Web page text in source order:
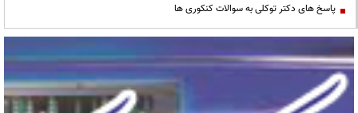
پاسخ های دکتر توکلی به سوالات کنکوری ها